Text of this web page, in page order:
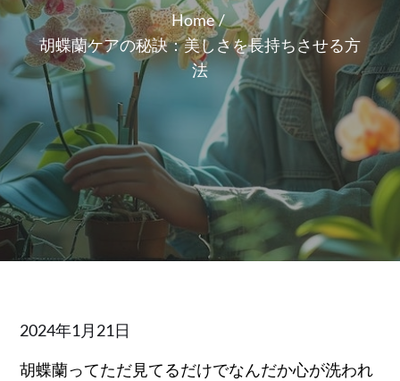
Home
胡蝶蘭ケアの秘訣：美しさを長持ちさせる方
法
Posted
2024年1月21日
胡蝶蘭ってただ見てるだけでなんだか心が洗われ